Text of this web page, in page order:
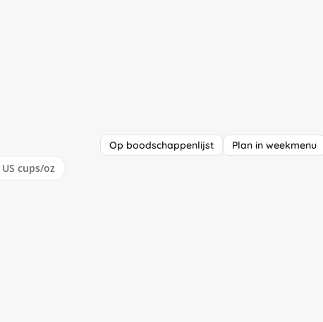
Op boodschappenlijst Plan in weekmenu
US cups/oz